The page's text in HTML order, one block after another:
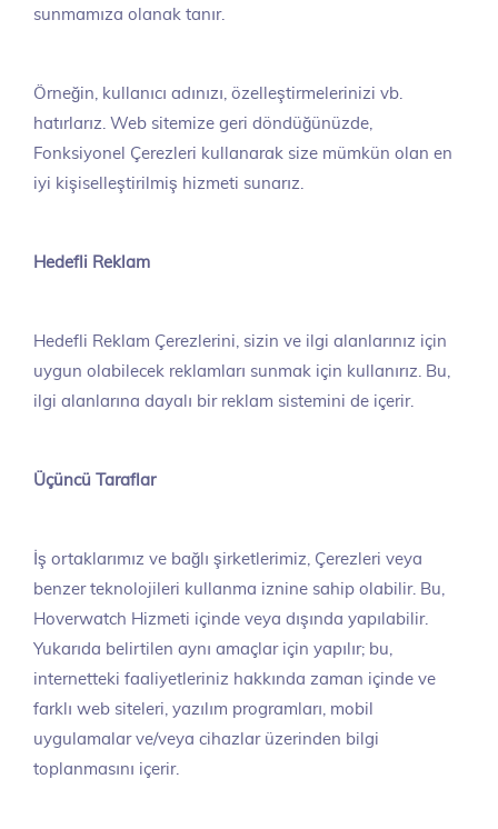
sunmamıza olanak tanır.
Örneğin, kullanıcı adınızı, özelleştirmelerinizi vb.
hatırlarız. Web sitemize geri döndüğünüzde,
Fonksiyonel Çerezleri kullanarak size mümkün olan en
iyi kişiselleştirilmiş hizmeti sunarız.
Hedefli Reklam
Hedefli Reklam Çerezlerini, sizin ve ilgi alanlarınız için
uygun olabilecek reklamları sunmak için kullanırız. Bu,
ilgi alanlarına dayalı bir reklam sistemini de içerir.
Üçüncü Taraflar
İş ortaklarımız ve bağlı şirketlerimiz, Çerezleri veya
benzer teknolojileri kullanma iznine sahip olabilir. Bu,
Hoverwatch Hizmeti içinde veya dışında yapılabilir.
Yukarıda belirtilen aynı amaçlar için yapılır; bu,
internetteki faaliyetleriniz hakkında zaman içinde ve
farklı web siteleri, yazılım programları, mobil
uygulamalar ve/veya cihazlar üzerinden bilgi
toplanmasını içerir.